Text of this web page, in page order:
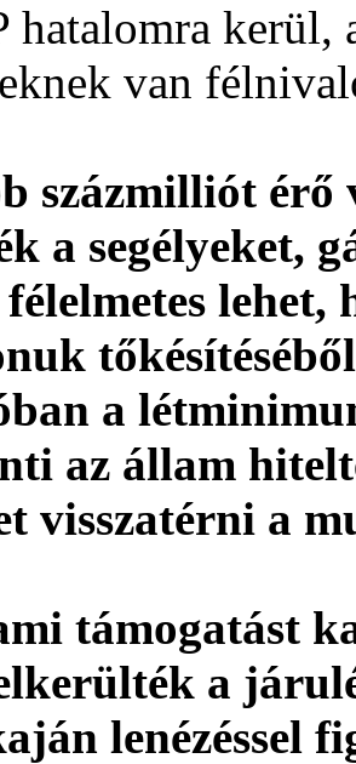
hatalomra kerül,
van
százmilliót érő
a segélyeket,
a
az állam
visszatérni a
támogatást
a
lenézéssel